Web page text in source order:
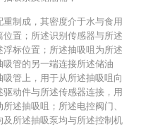
制成，其密度介于水与食用
置；所述识别传感器与所述
标位置；所述抽吸咀为所述
管的另一端连接所述储油
管上，用于从所述抽吸咀向
动件与所述传感器连接，用
述抽吸咀；所述电控阀门、
所述抽吸泵均与所述控制机